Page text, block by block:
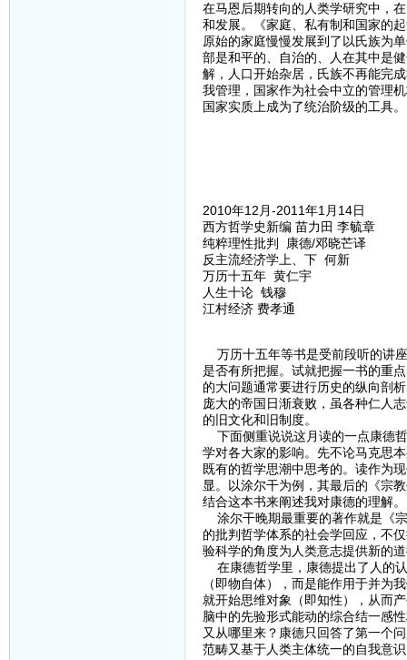
在马恩后期转向的人类学研究中，
和发展。《家庭、私有制和国家的
原始的家庭慢慢发展到了以氏族为
部是和平的、自治的、人在其中是
解，人口开始杂居，氏族不再能完
我管理，国家作为社会中立的管理
国家实质上成为了统治阶级的工具。
2010年12月-2011年1月14日
西方哲学史新编 苗力田 李毓章
纯粹理性批判 康德/邓晓芒译
反主流经济学上、下 何新
万历十五年 黄仁宇
人生十论 钱穆
江村经济 费孝通
万历十五年等书是受前段听的讲
是否有所把握。试就把握一书的重
的大问题通常要进行历史的纵向剖
庞大的帝国日渐衰败，虽各种仁人
的旧文化和旧制度。
下面侧重说说这月读的一点康德
学对各大家的影响。先不论马克思
既有的哲学思潮中思考的。读作为
显。以涂尔干为例，其最后的《宗
结合这本书来阐述我对康德的理解。
涂尔干晚期最重要的著作就是《
的批判哲学体系的社会学回应，不
验科学的角度为人类意志提供新的
在康德哲学里，康德提出了人的
（即物自体），而是能作用于并为
就开始思维对象（即知性），从而
脑中的先验形式能动的综合结一感
又从哪里来？康德只回答了第一个
范畴又基于人类主体统一的自我意